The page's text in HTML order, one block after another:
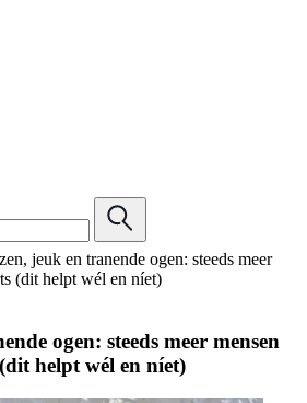
jeuk en tranende ogen: steeds meer
(dit helpt wél en níet)
ogen: steeds meer mensen
helpt wél en níet)